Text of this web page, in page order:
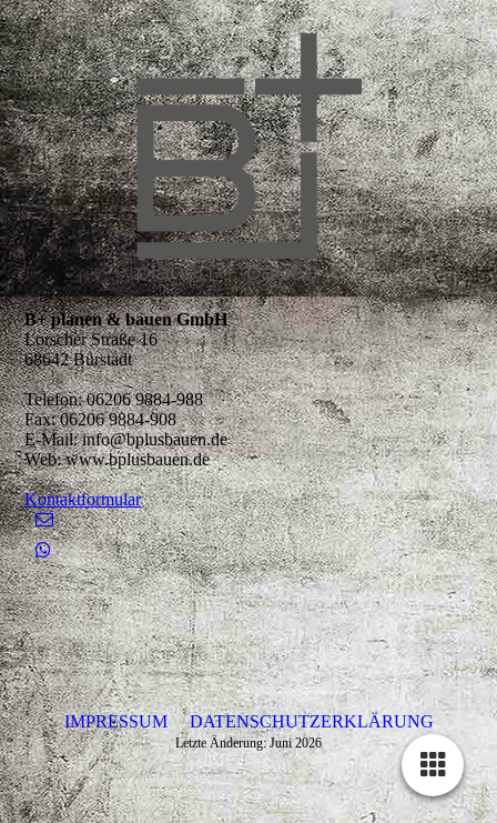
B+ planen & bauen GmbH
Lorscher Straße 16
68642 Bürstadt
Telefon: 06206 9884-988
Fax: 06206 9884-908
E-Mail: info@bplusbauen.de
Web: www.bplusbauen.de
Kontaktformular
IMPRESSUM DATENSCHUTZERKLÄRUNG
Letzte Änderung: Juni 2026